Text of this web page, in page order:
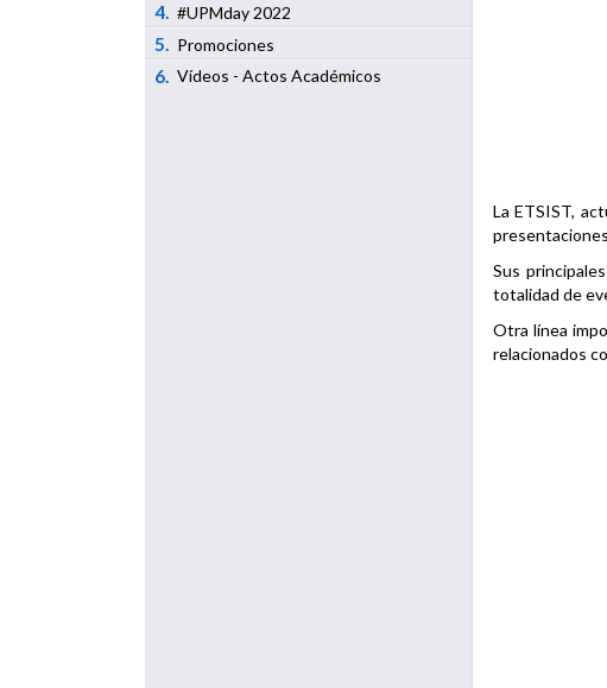
4. #UPMday 2022
5. Promociones
6. Vídeos - Actos Académicos
La ETSIST,
Sus
totalidad de
Otra línea
relacionados